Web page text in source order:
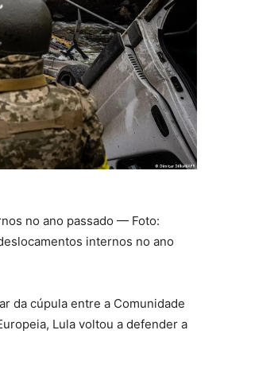
no ano passado — Foto:
internos no ano
da cúpula entre a Comunidade
Lula voltou a defender a